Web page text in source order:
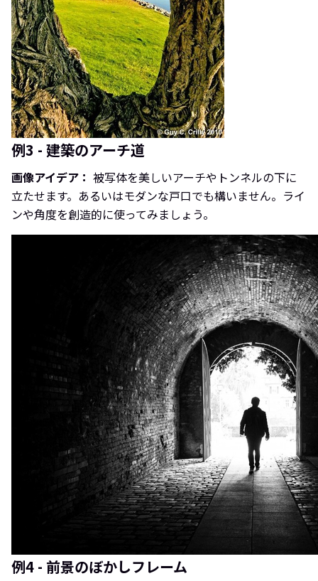
例3 - 建築のアーチ道
画像アイデア： 被写体を美しいアーチやトンネルの下に
立たせます。あるいはモダンな戸口でも構いません。ライ
ンや角度を創造的に使ってみましょう。
例4 - 前景のぼかしフレーム